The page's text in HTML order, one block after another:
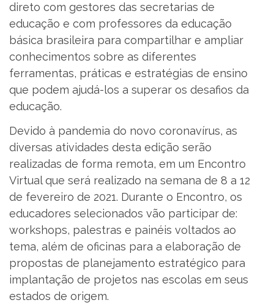
direto com gestores das secretarias de
educação e com professores da educação
básica brasileira para compartilhar e ampliar
conhecimentos sobre as diferentes
ferramentas, práticas e estratégias de ensino
que podem ajudá-los a superar os desafios da
educação.
Devido à pandemia do novo coronavírus, as
diversas atividades desta edição serão
realizadas de forma remota, em um Encontro
Virtual que será realizado na semana de 8 a 12
de fevereiro de 2021. Durante o Encontro, os
educadores selecionados vão participar de:
workshops, palestras e painéis voltados ao
tema, além de oficinas para a elaboração de
propostas de planejamento estratégico para
implantação de projetos nas escolas em seus
estados de origem.